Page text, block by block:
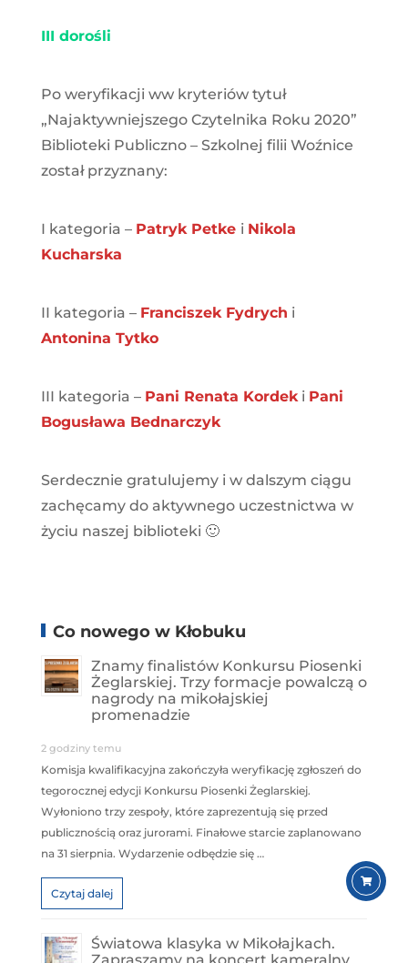
III dorośli
Po weryfikacji ww kryteriów tytuł
„Najaktywniejszego Czytelnika Roku 2020”
Biblioteki Publiczno – Szkolnej filii Woźnice
został przyznany:
I kategoria – Patryk Petke i Nikola
Kucharska
II kategoria – Franciszek Fydrych i
Antonina Tytko
III kategoria – Pani Renata Kordeki Pani
Bogusława Bednarczyk
Serdecznie gratulujemy i w dalszym ciągu
zachęcamy do aktywnego uczestnictwa w
życiu naszej biblioteki 🙂
Co nowego w Kłobuku
Znamy finalistów Konkursu Piosenki
Żeglarskiej. Trzy formacje powalczą o
nagrody na mikołajskiej
promenadzie
2 godziny temu
Komisja kwalifikacyjna zakończyła weryfikację zgłoszeń do
tegorocznej edycji Konkursu Piosenki Żeglarskiej.
Wyłoniono trzy zespoły, które zaprezentują się przed
publicznością oraz jurorami. Finałowe starcie zaplanowano
na 31 sierpnia. Wydarzenie odbędzie się …
Czytaj dalej
Światowa klasyka w Mikołajkach.